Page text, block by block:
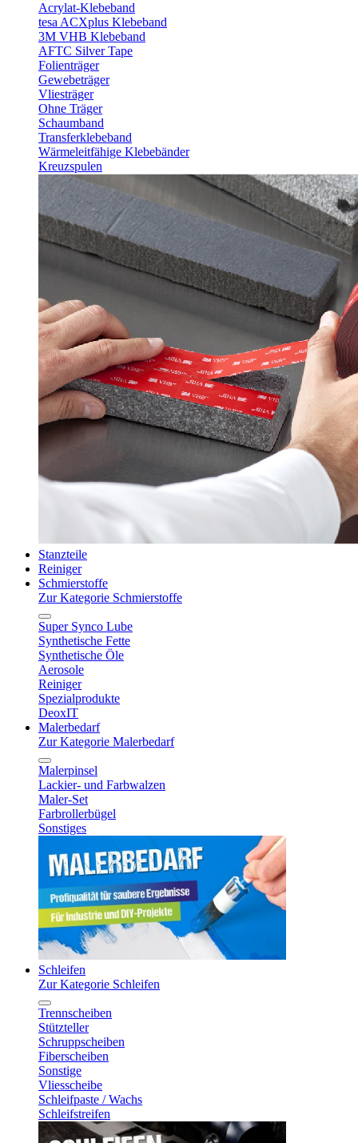
Acrylat-Klebeband
tesa ACXplus Klebeband
3M VHB Klebeband
AFTC Silver Tape
Folienträger
Gewebeträger
Vliesträger
Ohne Träger
Schaumband
Transferklebeband
Wärmeleitfähige Klebebänder
Kreuzspulen
Stanzteile
Reiniger
Schmierstoffe
Zur Kategorie Schmierstoffe
Super Synco Lube
Synthetische Fette
Synthetische Öle
Aerosole
Reiniger
Spezialprodukte
DeoxIT
Malerbedarf
Zur Kategorie Malerbedarf
Malerpinsel
Lackier- und Farbwalzen
Maler-Set
Farbrollerbügel
Sonstiges
Schleifen
Zur Kategorie Schleifen
Trennscheiben
Stützteller
Schruppscheiben
Fiberscheiben
Sonstige
Vliesscheibe
Schleifpaste / Wachs
Schleifstreifen